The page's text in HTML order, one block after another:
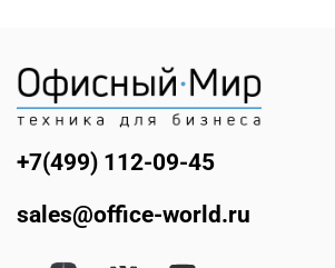
+7(499) 112-09-45
sales@office-world.ru